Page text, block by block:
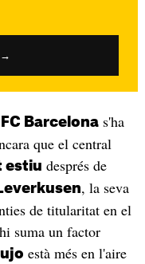
→
FC Barcelonas'ha
que el central
estiu després de
, la seva
de titularitat en el
suma un factor
està més en l'aire